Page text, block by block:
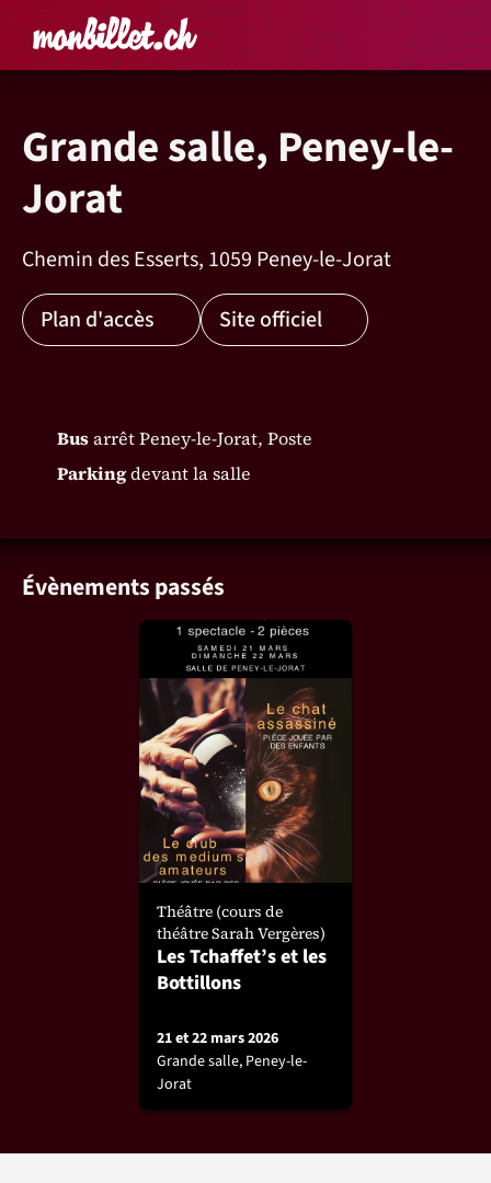
Accueil Rechercher un
Panier
Grande salle, Peney-le-
Jorat
Chemin des Esserts, 1059 Peney-le-Jorat
Plan d'accès
Site officiel
Busarrêt Peney-le-Jorat, Poste
Parkingdevant la salle
Évènements passés
Théâtre (cours de
théâtre Sarah Vergères)
Les Tchaffet’s et les
Bottillons
21 et 22 mars 2026
Grande salle, Peney-le-
Jorat